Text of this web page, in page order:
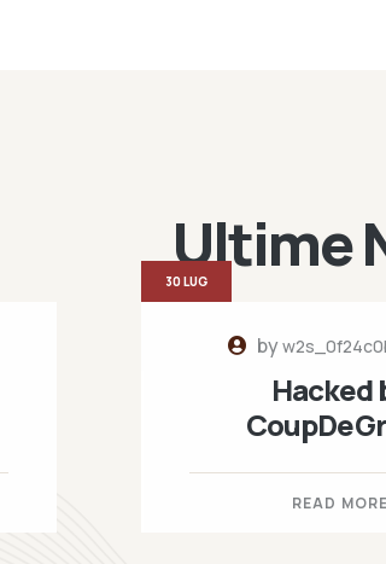
Ultime
by
Hacked
READ MORE
30 LUG